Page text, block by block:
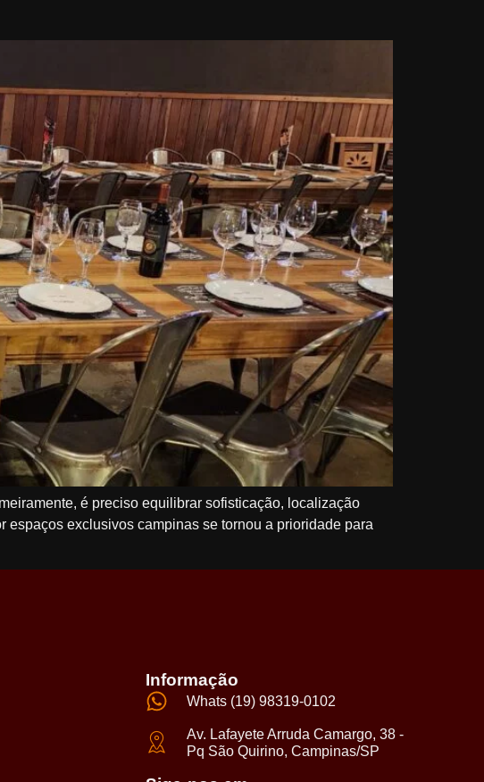
é preciso equilibrar sofisticação, localização
exclusivos campinas se tornou a prioridade para
Informação
Whats (19) 98319-0102
Av. Lafayete Arruda Camargo, 38 -
Pq São Quirino, Campinas/SP